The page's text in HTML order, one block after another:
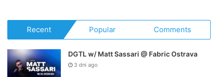
Recent Popular Comments
DGTL w/ Matt Sassari @ Fabric Ostrava
3 dni ago